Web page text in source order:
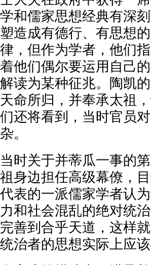
学和儒家思想经典有深
塑造成有德行、有思想
律，但作为学者，他们
着他们偶尔要运用自己
解读为某种征兆。陶凯
天命所归，并奉承太祖
们还将看到，当时官员
杂。
当时关于并蒂瓜一事的
祖身边担任高级幕僚，
代表的一派儒家学者认
力和社会混乱的绝对统
完善到合乎天道，这样
统治者的思想实际上应